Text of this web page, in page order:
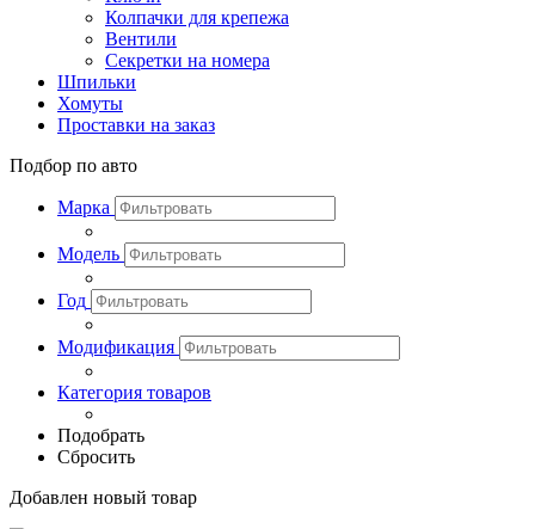
Колпачки для крепежа
Вентили
Секретки на номера
Шпильки
Хомуты
Проставки на заказ
Подбор по авто
Марка
Модель
Год
Модификация
Категория товаров
Подобрать
Сбросить
Добавлен новый товар